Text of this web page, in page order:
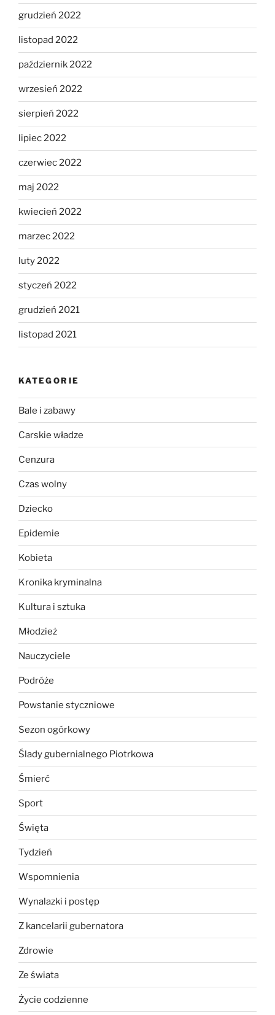
grudzień 2022
listopad 2022
październik 2022
wrzesień 2022
sierpień 2022
lipiec 2022
czerwiec 2022
maj 2022
kwiecień 2022
marzec 2022
luty 2022
styczeń 2022
grudzień 2021
listopad 2021
KATEGORIE
Bale i zabawy
Carskie władze
Cenzura
Czas wolny
Dziecko
Epidemie
Kobieta
Kronika kryminalna
Kultura i sztuka
Młodzież
Nauczyciele
Podróże
Powstanie styczniowe
Sezon ogórkowy
Ślady gubernialnego Piotrkowa
Śmierć
Sport
Święta
Tydzień
Wspomnienia
Wynalazki i postęp
Z kancelarii gubernatora
Zdrowie
Ze świata
Życie codzienne